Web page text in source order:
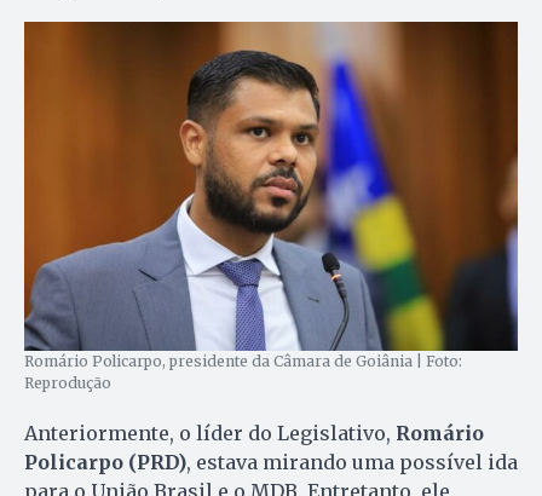
Romário Policarpo, presidente da Câmara de Goiânia | Foto:
Reprodução
Anteriormente, o líder do Legislativo, Romário
Policarpo (PRD), estava mirando uma possível ida